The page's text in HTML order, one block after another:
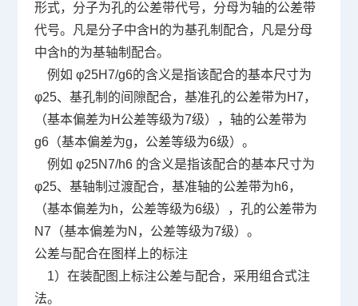
形式，分子为孔的公差带代号，分母为轴的公差带
代号。凡是分子中含H 的为基孔制配合，凡是分母
中含h的为基轴制配合。
例如 φ25H7/g6的含义是指该配合的基本尺寸为
φ25、基孔制的间隙配合，基准孔的公差带为H7，
（基本偏差为H 公差等级为7级），轴的公差带为
g6（基本偏差为g，公差等级为6级）。
例如 φ25N7/h6 的含义是指该配合的基本尺寸为
φ25、基轴制过渡配合，基准轴的公差带为h6，
（基本偏差为h，公差等级为6级），孔的公差带为
N7 （基本偏差为N ，公差等级为7级）。
公差与配合在图样上的标注
1）在装配图上标注公差与配合，采用组合式注
法。